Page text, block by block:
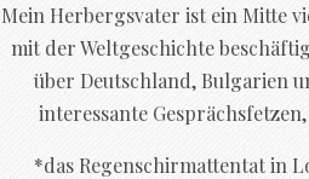
Mein Herbergsvater ist ein Mitte
mit der Weltgeschichte
über Deutschland, Bulgarien
interessante
*das Regenschirmattentat in